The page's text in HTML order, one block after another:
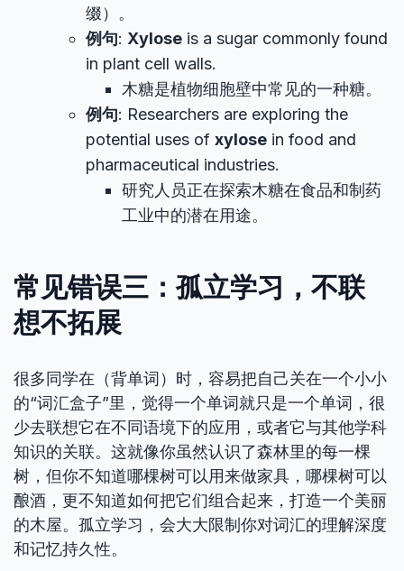
缀）。
例句: Xylose is a sugar commonly found
in plant cell walls.
木糖是植物细胞壁中常见的一种糖。
例句: Researchers are exploring the
potential uses of xylose in food and
pharmaceutical industries.
研究人员正在探索木糖在食品和制药
工业中的潜在用途。
常见错误三：孤立学习，不联
想不拓展
很多同学在（背单词）时，容易把自己关在一个小小
的“词汇盒子”里，觉得一个单词就只是一个单词，很
少去联想它在不同语境下的应用，或者它与其他学科
知识的关联。这就像你虽然认识了森林里的每一棵
树，但你不知道哪棵树可以用来做家具，哪棵树可以
酿酒，更不知道如何把它们组合起来，打造一个美丽
的木屋。孤立学习，会大大限制你对词汇的理解深度
和记忆持久性。